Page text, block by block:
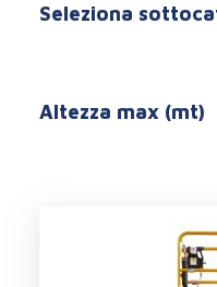
Seleziona
Altezza max (mt)